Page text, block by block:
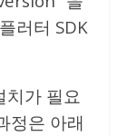
러터 SDK
치가 필요
정은 아래